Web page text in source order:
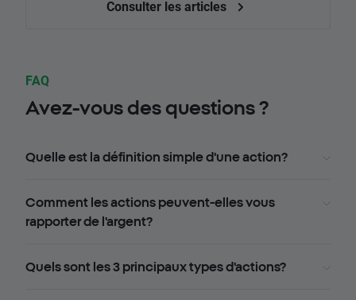
Consulter les articles
FAQ
Avez-vous des questions ?
Quelle est la définition simple d'une action?
Comment les actions peuvent-elles vous
rapporter de l'argent?
Quels sont les 3 principaux types d'actions?